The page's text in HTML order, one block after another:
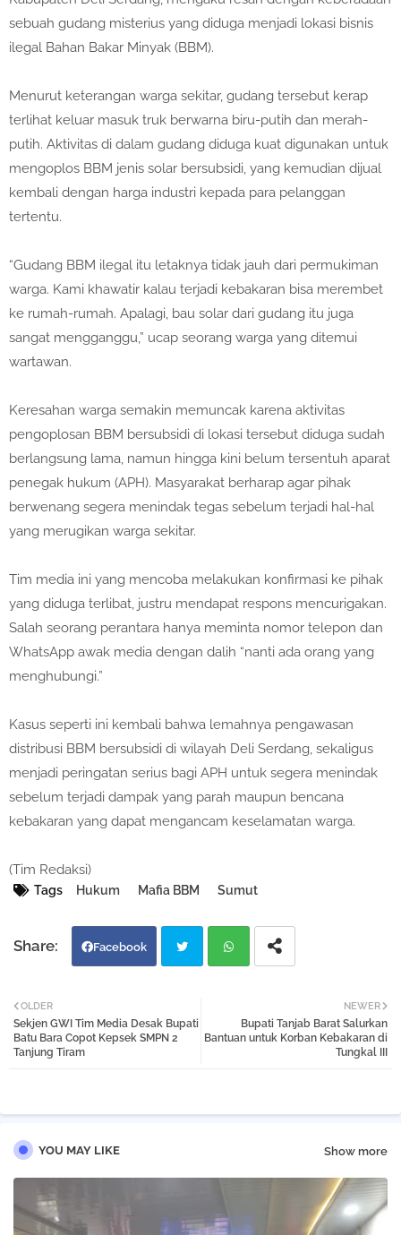
sebuah gudang misterius yang diduga menjadi lokasi bisnis
ilegal Bahan Bakar Minyak (BBM).
Menurut keterangan warga sekitar, gudang tersebut kerap
terlihat keluar masuk truk berwarna biru-putih dan merah-
putih. Aktivitas di dalam gudang diduga kuat digunakan untuk
mengoplos BBM jenis solar bersubsidi, yang kemudian dijual
kembali dengan harga industri kepada para pelanggan
tertentu.
“Gudang BBM ilegal itu letaknya tidak jauh dari permukiman
warga. Kami khawatir kalau terjadi kebakaran bisa merembet
ke rumah-rumah. Apalagi, bau solar dari gudang itu juga
sangat mengganggu,” ucap seorang warga yang ditemui
wartawan.
Keresahan warga semakin memuncak karena aktivitas
pengoplosan BBM bersubsidi di lokasi tersebut diduga sudah
berlangsung lama, namun hingga kini belum tersentuh aparat
penegak hukum (APH). Masyarakat berharap agar pihak
berwenang segera menindak tegas sebelum terjadi hal-hal
yang merugikan warga sekitar.
Tim media ini yang mencoba melakukan konfirmasi ke pihak
yang diduga terlibat, justru mendapat respons mencurigakan.
Salah seorang perantara hanya meminta nomor telepon dan
WhatsApp awak media dengan dalih “nanti ada orang yang
menghubungi.”
Kasus seperti ini kembali bahwa lemahnya pengawasan
distribusi BBM bersubsidi di wilayah Deli Serdang, sekaligus
menjadi peringatan serius bagi APH untuk segera menindak
sebelum terjadi dampak yang parah maupun bencana
kebakaran yang dapat mengancam keselamatan warga.
(Tim Redaksi)
Tags Hukum Mafia BBM Sumut
Facebook
tter
NEWER
Bupati Tanjab Barat Salurkan
Bantuan untuk Korban Kebakaran di
Tungkal III
OLDER
Sekjen GWI Tim Media Desak Bupati
Batu Bara Copot Kepsek SMPN 2
Tanjung Tiram
YOU MAY LIKE Show more